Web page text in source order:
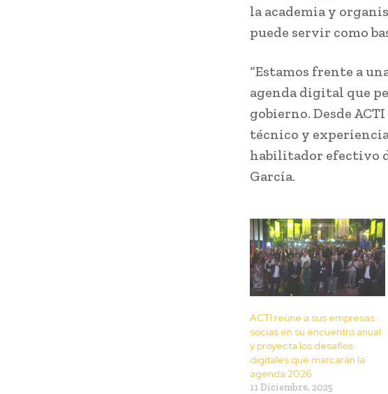
la academia y
puede servir como
“Estamos frente a
agenda digital que
gobierno. Desde
técnico y
habilitador efectivo
García.
ACTI reúne a sus empresas
socias en su encuentro anual
y proyecta los desafíos
digitales que marcarán la
agenda 2026
11 Diciembre, 2025